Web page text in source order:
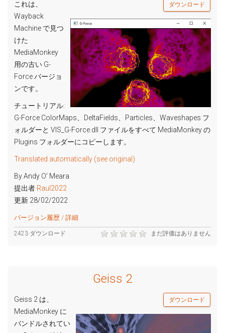
ダウンロード
これは、
Wayback
Machine で見つ
けた
MediaMonkey
用の古い G-
Force バージョ
ンです。
チュートリアル:
G-Force ColorMaps、DeltaFields、Particles、Waveshapes フ
ォルダーと VIS_G-Force.dll ファイルをすべて MediaMonkey の
Plugins フォルダーにコピーします。
Translated automatically (see original)
By Andy O' Meara
提出者 Raul2022
更新 28/02/2022
バージョン履歴 / 詳細
まだ評価はありません
2423 ダウンロード
Geiss 2
ダウンロード
Geiss 2 は、
MediaMonkey に
バンドルされてい